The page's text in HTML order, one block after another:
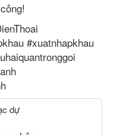
#xuatnhapkhau
dự